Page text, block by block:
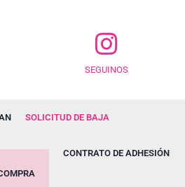
SEGUINOS
SOLICITUD DE BAJA
CONTRATO DE ADHESIÓN